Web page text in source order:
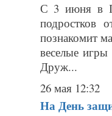
С 3 июня в
подростков
познакомит
веселые
Друж...
26 мая 12:32
На День